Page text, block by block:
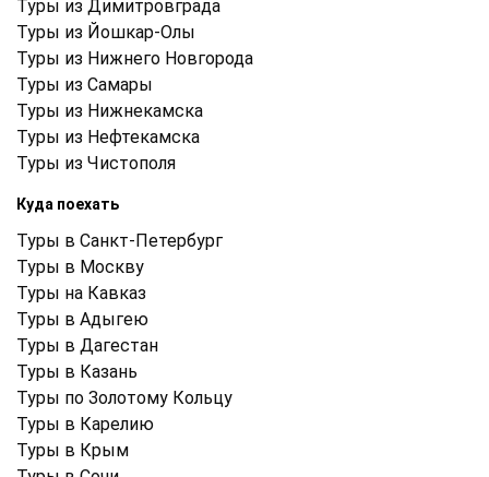
Туры из Димитровграда
Туры из Йошкар-Олы
Туры из Нижнего Новгорода
Туры из Самары
Туры из Нижнекамска
Туры из Нефтекамска
Туры из Чистополя
Куда поехать
Туры в Санкт-Петербург
Туры в Москву
Туры на Кавказ
Туры в Адыгею
Туры в Дагестан
Туры в Казань
Туры по Золотому Кольцу
Туры в Карелию
Туры в Крым